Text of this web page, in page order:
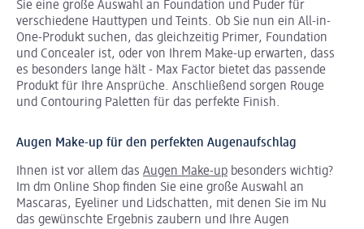
Sie eine große Auswahl an Foundation und Puder für
verschiedene Hauttypen und Teints. Ob Sie nun ein All-in-
One-Produkt suchen, das gleichzeitig Primer, Foundation
und Concealer ist, oder von Ihrem Make-up erwarten, dass
es besonders lange hält - Max Factor bietet das passende
Produkt für Ihre Ansprüche. Anschließend sorgen Rouge
und Contouring Paletten für das perfekte Finish.
Augen Make-up für den perfekten Augenaufschlag
Ihnen ist vor allem das Augen Make-up besonders wichtig?
Im dm Online Shop finden Sie eine große Auswahl an
Mascaras, Eyeliner und Lidschatten, mit denen Sie im Nu
das gewünschte Ergebnis zaubern und Ihre Augen